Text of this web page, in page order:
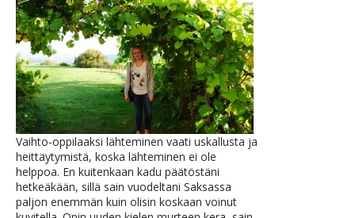
Vaihto-oppilaaksi lähteminen vaati uskallusta ja
heittäytymistä, koska lähteminen ei ole
helppoa. En kuitenkaan kadu päätöstäni
hetkeäkään, sillä sain vuodeltani Saksassa
paljon enemmän kuin olisin koskaan voinut